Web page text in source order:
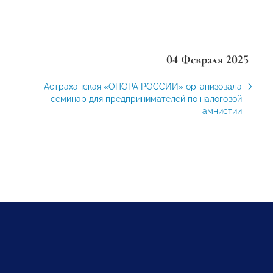
04 Февраля 2025
Астраханская «ОПОРА РОССИИ» организовала
семинар для предпринимателей по налоговой
амнистии